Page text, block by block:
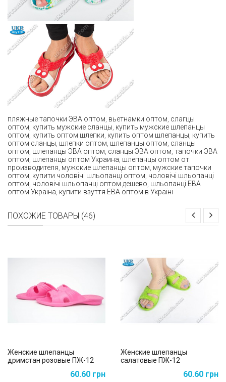
пляжные тапочки ЭВА оптом вьетнамки оптом слагцы
оптом купить мужские сланцы купить мужские шлепанцы
оптом купить оптом шлепки купить оптом шлепанцы купить
оптом сланцы шлепки оптом шлепанцы оптом сланцы
оптом шлепанцы ЭВА оптом сланцы ЭВА оптом тапочки ЭВА
оптом шлепанцы оптом Украина шлепанцы оптом от
производителя мужские шлепанцы оптом мужские тапочки
оптом купити чоловічі шльопанці оптом чоловічі шльопанці
оптом чоловічі шльопанці оптом дешево шльопанці ЕВА
оптом Україна купити взуття ЕВА оптом в Україні
ПОХОЖИЕ ТОВАРЫ (46)
Женские шлепанцы
дримстан розовые ПЖ-12
60.60 грн
Женские шлепанцы
салатовые ПЖ-12
60.60 грн